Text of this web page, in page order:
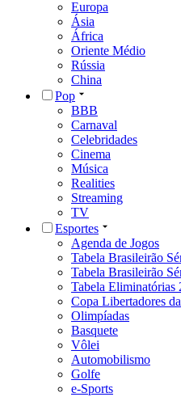
Europa
Ásia
África
Oriente Médio
Rússia
China
Pop
BBB
Carnaval
Celebridades
Cinema
Música
Realities
Streaming
TV
Esportes
Agenda de Jogos
Tabela Brasileirão
Tabela Brasileirão
Tabela Eliminatórias
Copa Libertadores
Olimpíadas
Basquete
Vôlei
Automobilismo
Golfe
e-Sports